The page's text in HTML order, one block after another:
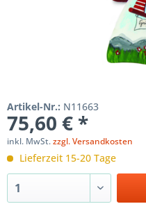
Artikel-Nr.: N11663
75,60 € *
inkl. MwSt.zzgl. Versandkosten
Lieferzeit 15-20 Tage